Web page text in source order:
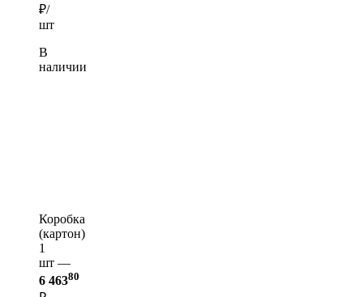
₽/
шт
В
наличии
Коробка
(картон)
1
шт —
6 46380